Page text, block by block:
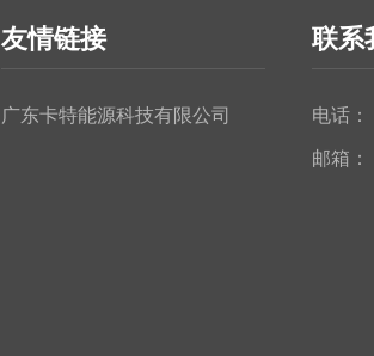
友情链接
广东卡特能源科技有限公司
联系
电话：
邮箱